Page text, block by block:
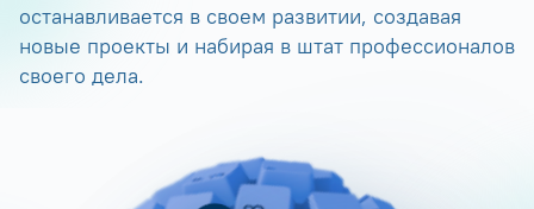
останавливается в своем развитии, создавая
новые проекты и набирая в штат профессионалов
своего дела.